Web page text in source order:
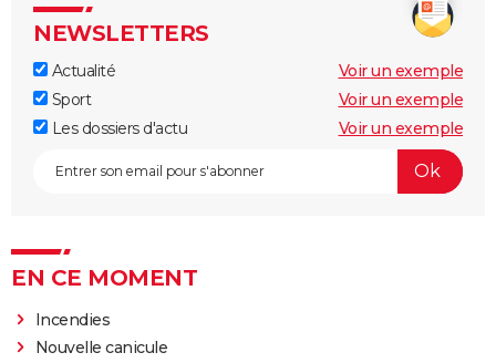
NEWSLETTERS
Actualité
Voir un exemple
Sport
Voir un exemple
Les dossiers d'actu
Voir un exemple
EN CE MOMENT
Incendies
Nouvelle canicule